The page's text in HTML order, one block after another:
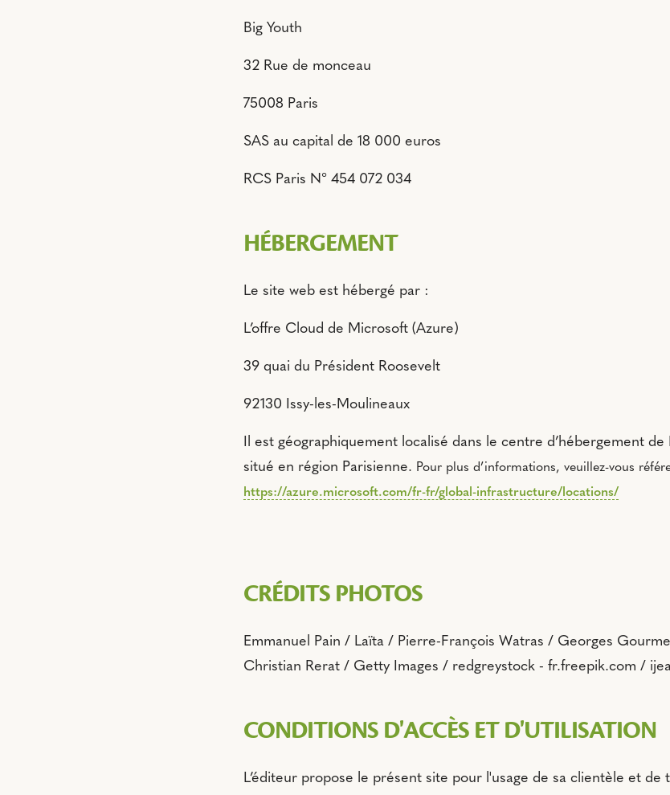
Big Youth
32 Rue de monceau
75008 Paris
SAS au capital de 18 000 euros
RCS Paris N° 454 072 034
HÉBERGEMENT
Le site web est hébergé par :
L’offre Cloud de Microsoft (Azure)
39 quai du Président Roosevelt
92130 Issy-les-Moulineaux
Il est géographiquement localisé dans le centre d’hébergement
situé en région Parisienne. Pour plus d’informations, veuillez-vous
https://azure.microsoft.com/fr-fr/global-infrastructure/locations/
CRÉDITS PHOTOS
Emmanuel Pain / Laïta / Pierre-François Watras / Georges
Christian Rerat / Getty Images / redgreystock - fr.freepik.com /
CONDITIONS D'ACCÈS ET D'UTILISATION
L’éditeur propose le présent site pour l'usage de sa clientèle et